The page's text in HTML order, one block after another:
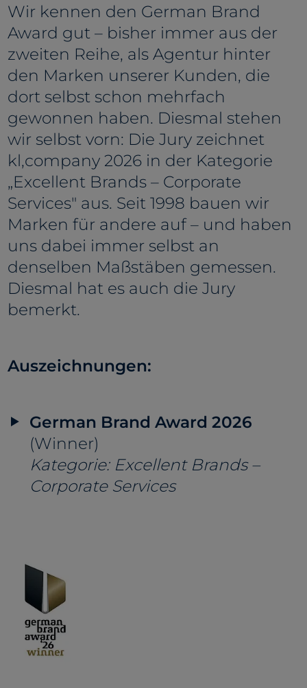
Wir kennen den German Brand
Award gut – bisher immer aus der
zweiten Reihe, als Agentur hinter
den Marken unserer Kunden, die
dort selbst schon mehrfach
gewonnen haben. Diesmal stehen
wir selbst vorn: Die Jury zeichnet
kl,company 2026 in der Kategorie
„Excellent Brands – Corporate
Services" aus. Seit 1998 bauen wir
Marken für andere auf – und haben
uns dabei immer selbst an
denselben Maßstäben gemessen.
Diesmal hat es auch die Jury
bemerkt.
Auszeichnungen:
German Brand Award 2026
(Winner)
Kategorie: Excellent Brands –
Corporate Services